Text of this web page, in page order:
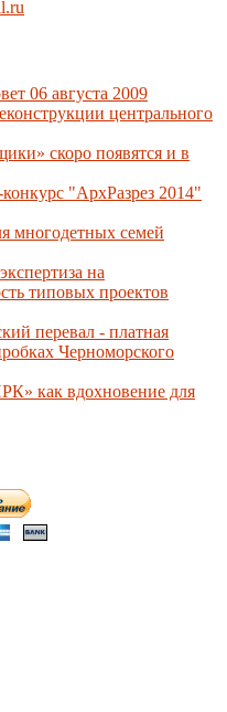
06 августа 2009
центрального
скоро появятся и в
"АрхРазрез 2014"
многодетных семей
на
типовых проектов
перевал - платная
Черноморского
как вдохновение для